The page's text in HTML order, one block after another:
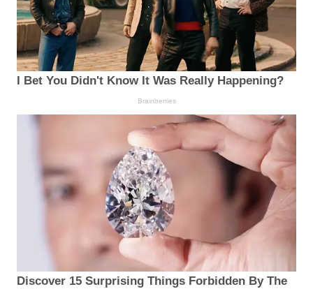
I Bet You Didn't Know It Was Really Happening?
Brainberries
Discover 15 Surprising Things Forbidden By The